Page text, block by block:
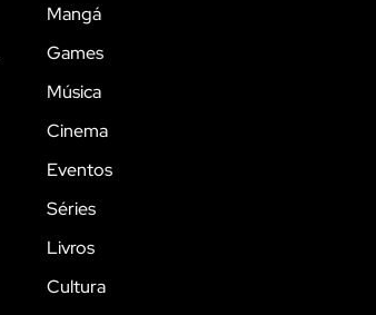
Mangá
Games
Música
Cinema
Eventos
Séries
Livros
Cultura